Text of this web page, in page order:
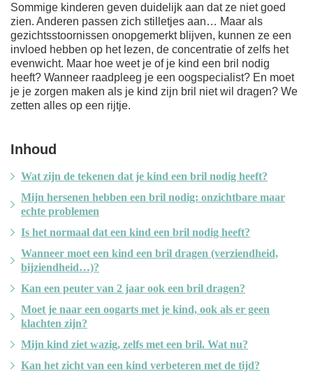
Sommige kinderen geven duidelijk aan dat ze niet goed
zien. Anderen passen zich stilletjes aan… Maar als
gezichtsstoornissen onopgemerkt blijven, kunnen ze een
invloed hebben op het lezen, de concentratie of zelfs het
evenwicht. Maar hoe weet je of je kind een bril nodig
heeft? Wanneer raadpleeg je een oogspecialist? En moet
je je zorgen maken als je kind zijn bril niet wil dragen? We
zetten alles op een rijtje.
Inhoud
Wat zijn de tekenen dat je kind een bril nodig heeft?
Mijn hersenen hebben een bril nodig: onzichtbare maar
echte problemen
Is het normaal dat een kind een bril nodig heeft?
Wanneer moet een kind een bril dragen (verziendheid,
bijziendheid…)?
Kan een peuter van 2 jaar ook een bril dragen?
Moet je naar een oogarts met je kind, ook als er geen
klachten zijn?
Mijn kind ziet wazig, zelfs met een bril. Wat nu?
Kan het zicht van een kind verbeteren met de tijd?